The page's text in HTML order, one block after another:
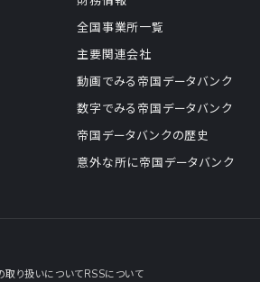
全国事業所一覧
主要関連会社
動画でみる帝国データバンク
数字でみる帝国データバンク
帝国データバンクの歴史
意外な所に帝国データバンク
取り扱いについてRSSについて